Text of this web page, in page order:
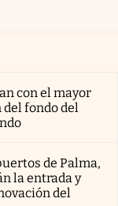
con el mayor
fondo del
de Palma,
la entrada y
del